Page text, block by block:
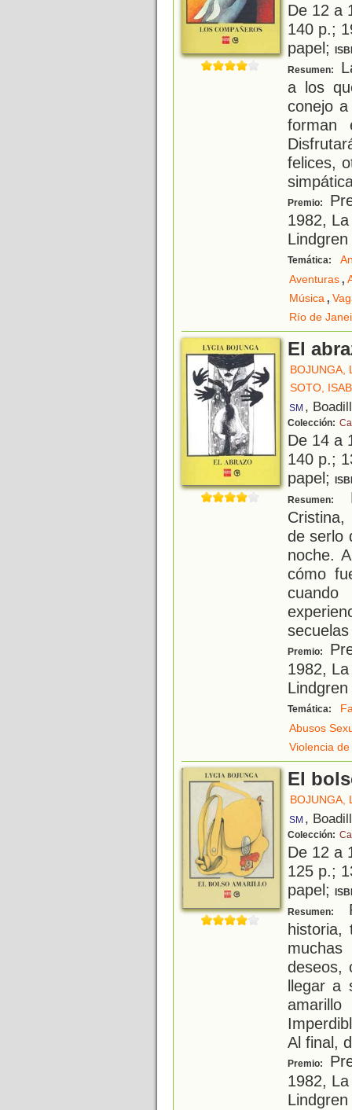
De 12 a
140 p.;
papel;
Resumen:
a los
conejo
forman
felices,
Premio:
1982,
Temática:
Aventuras,
Música,
Río de
El
BOJUNGA,
SOTO,
SM ,
Colección:
De 14 a
140 p.;
papel;
Resumen:
de serlo
noche.
cómo
Premio:
1982,
Temática:
Abusos
Violencia
El
BOJUNGA,
SM ,
Colección:
De 12 a
125 p.;
papel;
Resumen:
historia,
deseos,
llegar a
Al final,
Premio:
1982,